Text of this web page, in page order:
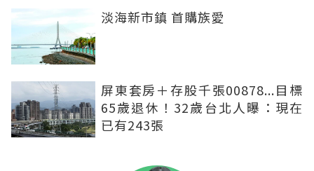
淡海新市鎮 首購族愛
屏東套房＋存股千張00878...目標
65歲退休！32歲台北人曝：現在
已有243張